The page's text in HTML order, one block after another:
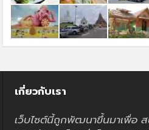
เกี่ยวกับเรา
เว็บไซต์นี้ถูกพัฒนาขึ้นมาเพื่อ